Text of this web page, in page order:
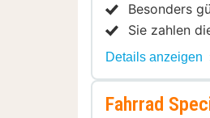
Besonders
Sie zahlen
Details anzeigen
Fahrrad